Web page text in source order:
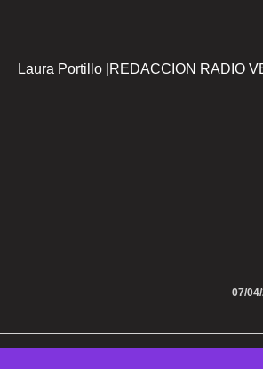
Laura Portillo |REDACCION RADIO
07/